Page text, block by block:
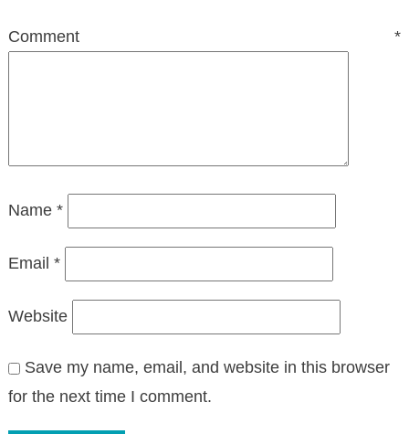
Comment*
Name *
Email *
Website
Save my name, email, and website in this browser
for the next time I comment.